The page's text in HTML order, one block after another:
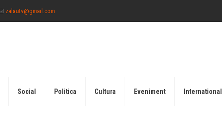
zalautv@gmail.com
Social Politica Cultura Eveniment International